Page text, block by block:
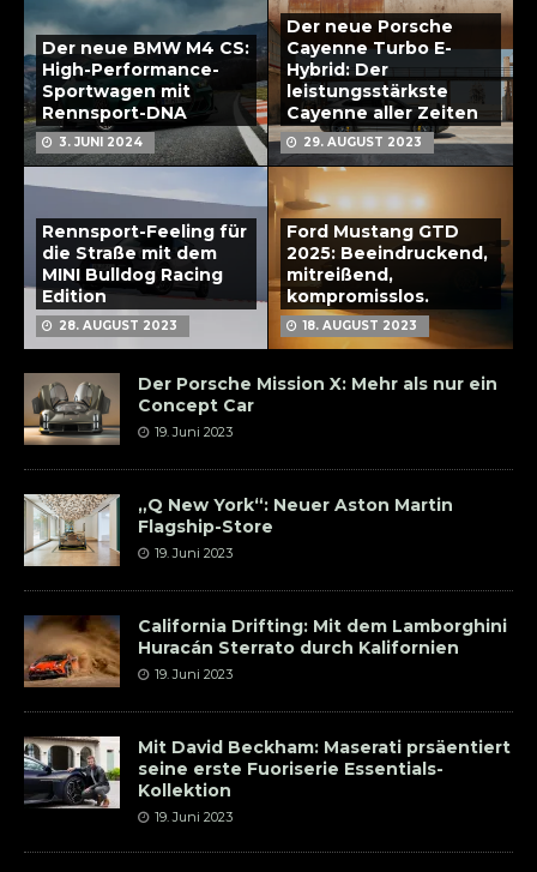
Der neue BMW M4 CS:
High-Performance-
Sportwagen mit
Rennsport-DNA
3. JUNI 2024
Der neue Porsche
Cayenne Turbo E-
Hybrid: Der
leistungsstärkste
Cayenne aller Zeiten
29. AUGUST 2023
Rennsport-Feeling für
die Straße mit dem
MINI Bulldog Racing
Edition
28. AUGUST 2023
Ford Mustang GTD
2025: Beeindruckend,
mitreißend,
kompromisslos.
18. AUGUST 2023
Der Porsche Mission X: Mehr als nur ein
Concept Car
19. Juni 2023
„Q New York“: Neuer Aston Martin
Flagship-Store
19. Juni 2023
California Drifting: Mit dem Lamborghini
Huracán Sterrato durch Kalifornien
19. Juni 2023
Mit David Beckham: Maserati prsäentiert
seine erste Fuoriserie Essentials-
Kollektion
19. Juni 2023